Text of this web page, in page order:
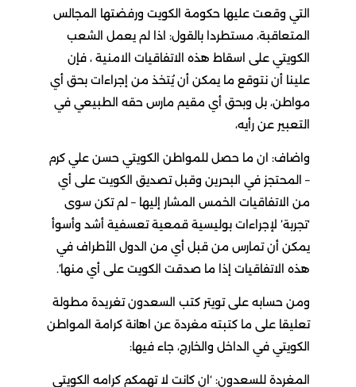
التي وقعت عليها حكومة الكويت ورفضتها المجالس
المتعاقبة، مستطردا بالقول: اذا لم يعمل الشعب
الكويتي على اسقاط هذه الاتفاقيات الامنية ، فإن
علينا أن نتوقع ما يمكن أن يُتخذ من إجراءات بحق أي
مواطن، بل وبحق أي مقيم مارس حقه الطبيعي في
التعبير عن رأيه،
واضاف: ان ما حصل للمواطن الكويتي حسن علي كرم
– المحتجز في البحرين وقبل تصديق الكويت على أي
من الاتفاقيات الخمس المشار إليها – لم تكن سوى
‘تجربة’ لإجراءات بوليسية قمعية تعسفية أشد وأسوأ
يمكن أن تمارس من قبل أي من الدول الأطراف في
هذه الاتفاقيات إذا ما صدقت الكويت على أي منها’.
ومن حسابه على تويتر كتب السعدون تغريدة مطولة
تعليقا على ما كتبته مغردة عن اهانة كرامة المواطن
الكويتي في الداخل والخارج، جاء فيها:
المغردة للسعدون: ‘ان كانت لا تهمكم كرامه الكويتي